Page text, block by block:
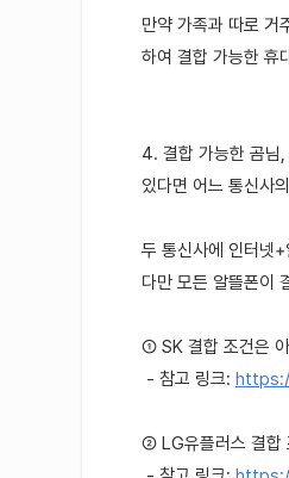
만약 가족과 따로 거
하여 결합 가능한 휴
4. 결합 가능한 곰님
있다면 어느 통신사
두 통신사에 인터넷
다만 모든 알뜰폰이
① SK 결합 조건은
- 참고 링크:
② LG유플러스 결합